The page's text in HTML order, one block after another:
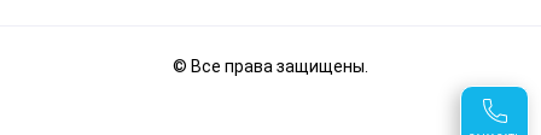
© Все права защищены.